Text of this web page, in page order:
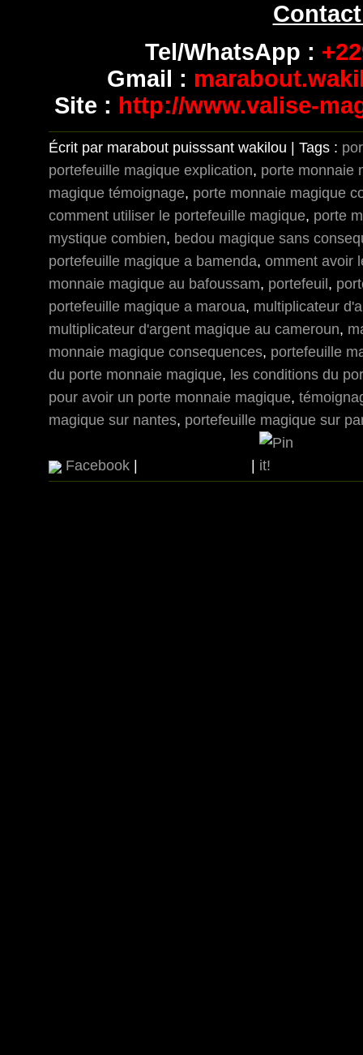
Tel/WhatsApp :
Gmail :
Site : http://www.valise-
Écrit par marabout puisssant wakilou | Tags :
portefeuille magique explication, porte monnaie
magique témoignage, porte monnaie magique
comment utiliser le portefeuille magique, porte
mystique combien, bedou magique sans
portefeuille magique a bamenda, omment avoir
monnaie magique au bafoussam, portefeuil ,
portefeuille magique a maroua, multiplicateur
multiplicateur d'argent magique au cameroun,
monnaie magique consequences, portefeuille
du porte monnaie magique, les conditions du
pour avoir un porte monnaie magique,
magique sur nantes, portefeuille magique sur
Facebook